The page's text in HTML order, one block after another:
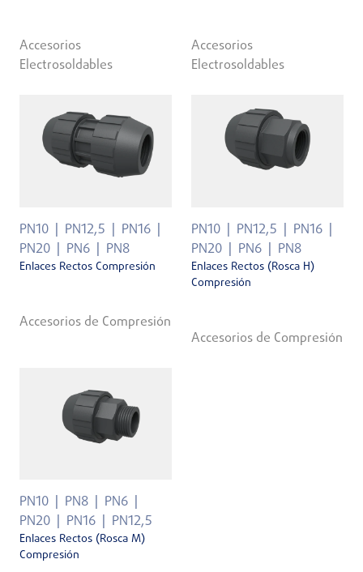
Accesorios
Electrosoldables
Accesorios
Electrosoldables
PN10 PN12,5
PN16
PN20
PN6 PN8
Enlaces Rectos Compresión
Accesorios de Compresión
PN10 PN12,5
PN16
PN20
PN6 PN8
Enlaces Rectos (Rosca H)
Compresión
Accesorios de Compresión
PN10 PN8
PN6
PN20
PN16 PN12,5
Enlaces Rectos (Rosca M)
Compresión